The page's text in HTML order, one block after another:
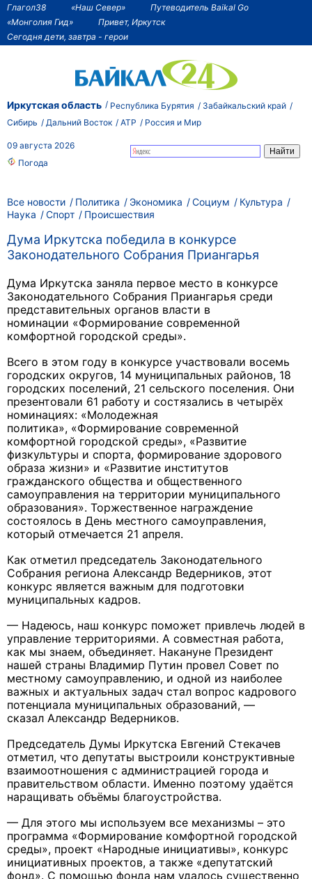
Глагол38 «Наш Север»
Путеводитель Baikal Go
«Монголия Гид»
Привет, Иркутск
Сегодня дети, завтра - герои
Иркутская область Республика Бурятия
Забайкальский край
Сибирь
Дальний Восток АТР Россия и Мир
09 августа 2026
Погода
Все новости Политика Экономика Социум
Культура
Наука
Спорт Происшествия
Дума Иркутска победила в конкурсе
Законодательного Собрания Приангарья
Дума Иркутска заняла первое место в конкурсе
Законодательного Собрания Приангарья среди
представительных органов власти в
номинации «Формирование современной
комфортной городской среды».
Всего в этом году в конкурсе участвовали восемь
городских округов, 14 муниципальных районов, 18
городских поселений, 21 сельского поселения. Они
презентовали 61 работу и состязались в четырёх
номинациях: «Молодежная
политика», «Формирование современной
комфортной городской среды», «Развитие
физкультуры и спорта, формирование здорового
образа жизни» и «Развитие институтов
гражданского общества и общественного
самоуправления на территории муниципального
образования». Торжественное награждение
состоялось в День местного самоуправления,
который отмечается 21 апреля.
Как отметил председатель Законодательного
Собрания региона Александр Ведерников, этот
конкурс является важным для подготовки
муниципальных кадров.
— Надеюсь, наш конкурс поможет привлечь людей в
управление территориями. А совместная работа,
как мы знаем, объединяет. Накануне Президент
нашей страны Владимир Путин провел Совет по
местному самоуправлению, и одной из наиболее
важных и актуальных задач стал вопрос кадрового
потенциала муниципальных образований, —
сказал Александр Ведерников.
Председатель Думы Иркутска Евгений Стекачев
отметил, что депутаты выстроили конструктивные
взаимоотношения с администрацией города и
правительством области. Именно поэтому удаётся
наращивать объёмы благоустройства.
— Для этого мы используем все механизмы – это
программа «Формирование комфортной городской
среды», проект «Народные инициативы», конкурс
инициативных проектов, а также «депутатский
фонд». С помощью фонда нам удалось существенно